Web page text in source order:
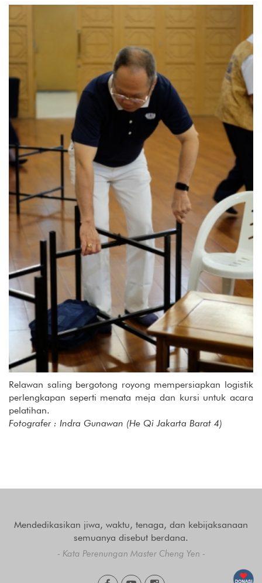
Relawan saling bergotong royong mempersiapkan logistik
perlengkapan seperti menata meja dan kursi untuk acara
pelatihan.
Fotografer : Indra Gunawan (He Qi Jakarta Barat 4)
Mendedikasikan jiwa, waktu, tenaga, dan kebijaksanaan
semuanya disebut berdana.
- Kata Perenungan Master Cheng Yen -